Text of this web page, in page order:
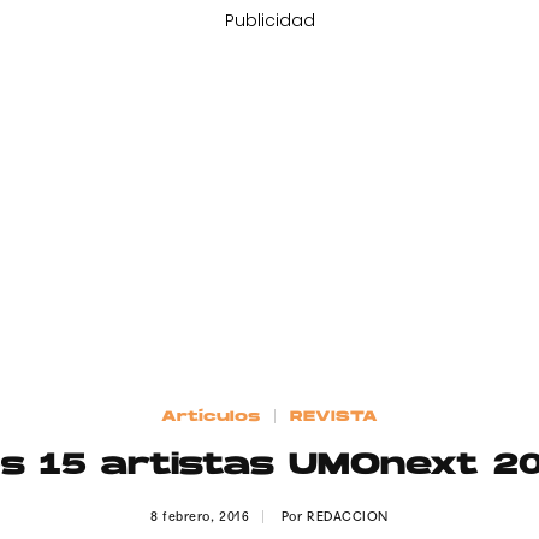
Publicidad
Artículos REVISTA
15 artistas UMOnext
8 febrero, 2016 PorREDACCION